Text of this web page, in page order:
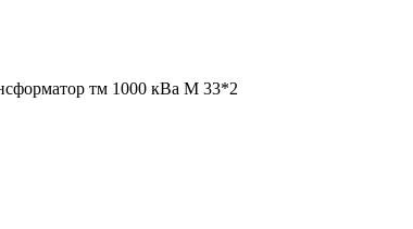
тм 1000 кВа М 33*2